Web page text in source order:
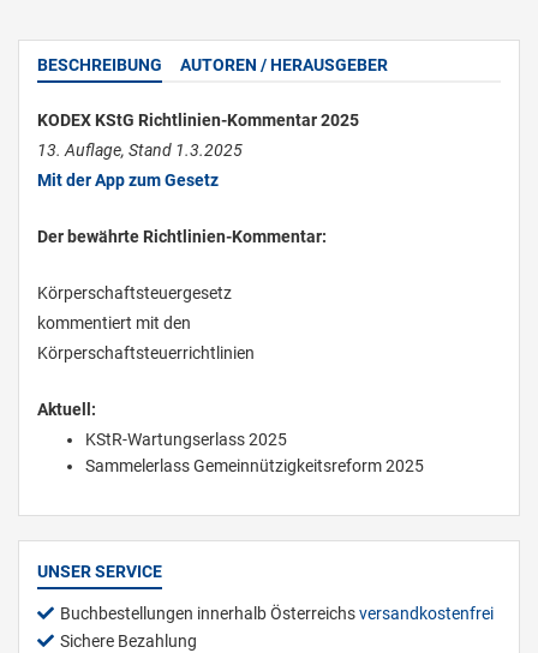
BESCHREIBUNG AUTOREN / HERAUSGEBER
KODEX KStG Richtlinien-Kommentar 2025
13. Auflage, Stand 1.3.2025
Mit der App zum Gesetz
Der bewährte Richtlinien-Kommentar:
Körperschaftsteuergesetz
kommentiert mit den
Körperschaftsteuerrichtlinien
Aktuell:
KStR-Wartungserlass 2025
Sammelerlass Gemeinnützigkeitsreform 2025
UNSER SERVICE
Buchbestellungen innerhalb Österreichsversandkostenfrei
Sichere Bezahlung